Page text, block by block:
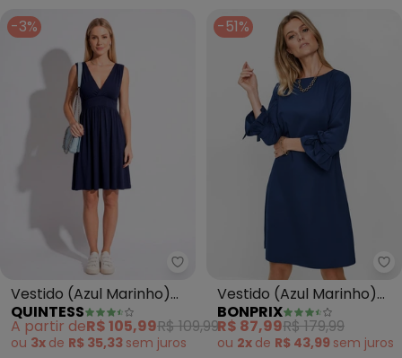
-3%
Quintess - Vestido (Azul
Vestido (Azul Marinho)
em Malha de Viscose
QUINTESS
A partir deR$ 105,99R$ 109,99
ou 3x de R$ 35,33 sem juros
-51%
Vestido (Azul Marinho)
em Viscose Plana Rajada
BONPRIX
R$ 87,99R$ 179,99
ou 2x de R$ 43,99 sem juros